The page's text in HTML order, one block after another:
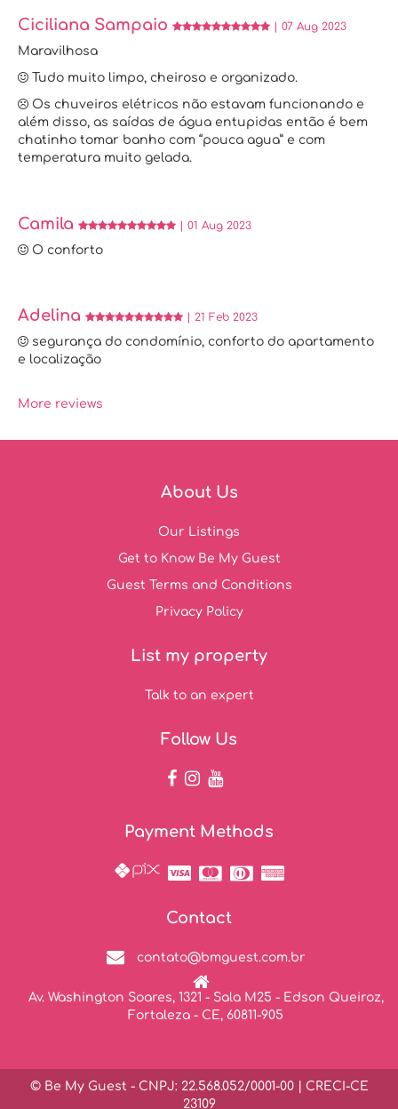
Ciciliana Sampaio
| 07 Aug 2023
Maravilhosa
Tudo muito limpo, cheiroso e organizado.
Os chuveiros elétricos não estavam funcionando e
além disso, as saídas de água entupidas então é bem
chatinho tomar banho com “pouca agua” e com
temperatura muito gelada.
Camila | 01 Aug 2023
O conforto
Adelina | 21 Feb 2023
segurança do condomínio, conforto do apartamento
e localização
More reviews
About Us
Our Listings
Get to Know Be My Guest
Guest Terms and Conditions
Privacy Policy
List my property
Talk to an expert
Follow Us
Payment Methods
Contact
contato@bmguest.com.br
Av. Washington Soares, 1321 - Sala M25 - Edson Queiroz,
Fortaleza - CE, 60811-905
© Be My Guest - CNPJ: 22.568.052/0001-00 | CRECI-CE
23109